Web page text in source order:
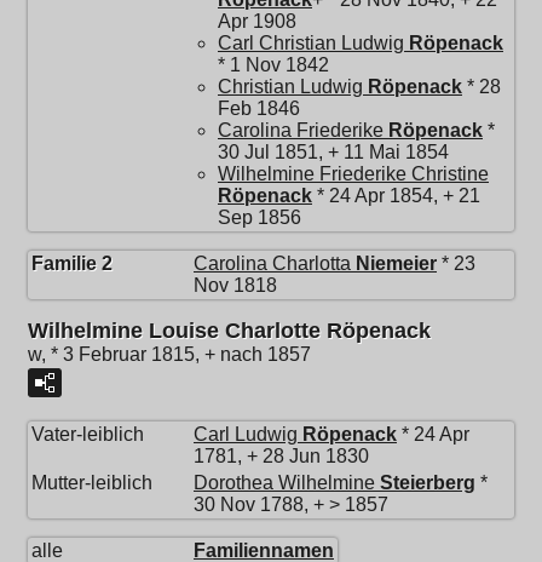
Apr 1908
Carl Christian Ludwig Röpenack
* 1 Nov 1842
Christian Ludwig Röpenack * 28
Feb 1846
Carolina Friederike Röpenack *
30 Jul 1851, + 11 Mai 1854
Wilhelmine Friederike Christine
Röpenack * 24 Apr 1854, + 21
Sep 1856
Familie 2 Carolina Charlotta Niemeier * 23
Nov 1818
Wilhelmine Louise Charlotte Röpenack
w, * 3 Februar 1815, + nach 1857
Vater-leiblich Carl Ludwig Röpenack * 24 Apr
1781, + 28 Jun 1830
Mutter-leiblich
Dorothea Wilhelmine Steierberg *
30 Nov 1788, + > 1857
alle Familiennamen